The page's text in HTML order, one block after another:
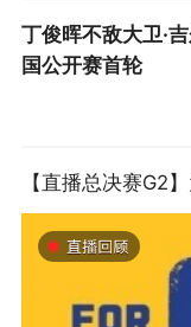
的感觉，丢球
明什么？说明
确实不多，必
丁俊晖不敌大卫·
国公开赛首轮
【直播总决赛G2